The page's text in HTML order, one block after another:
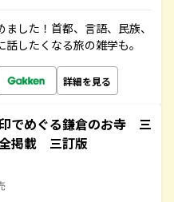
した！首都、言語、民族、
したくなる旅の雑学も。
詳細を見る
でめぐる鎌倉のお寺 三
掲載 三訂版